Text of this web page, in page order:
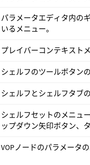
パラメータエディタ内の
いるメニュー。
プレイバーコンテキスト
シェルフのツールボタン
シェルフとシェルフタブ
シェルフセットのメニュ
ップダウン矢印ボタン、
VOPノードのパラメータ